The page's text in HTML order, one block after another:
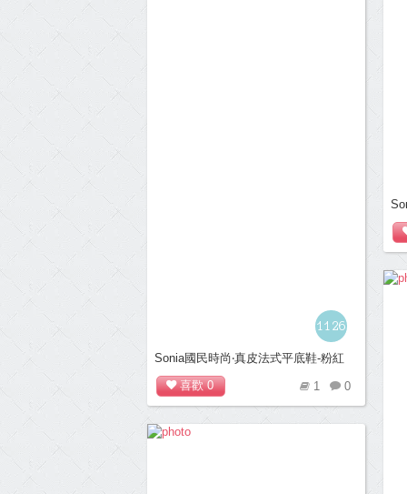
1126
Sonia國民時尚‧真皮法式平底鞋-粉紅
喜歡0 0
1